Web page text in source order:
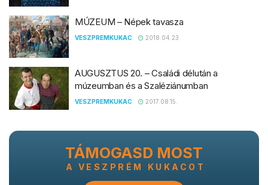
MÚZEUM – Népek tavasza
VESZPREMKUKAC 2018.04.23.
AUGUSZTUS 20. – Családi délután a
múzeumban és a Szaléziánumban
VESZPREMKUKAC 2017.08.15.
TÁMOGASD MOST
A VESZPRÉM KUKACOT